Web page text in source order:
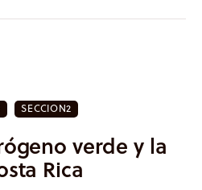
SECCION2
verde y la
Rica